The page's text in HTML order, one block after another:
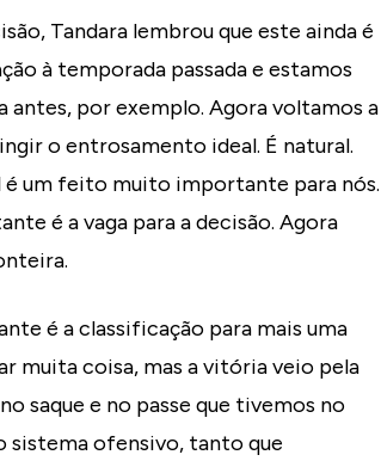
Tandara lembrou que este ainda é
à temporada passada e estamos
antes, por exemplo. Agora voltamos a
o entrosamento ideal. É natural.
um feito muito importante para nós.
é a vaga para a decisão. Agora
é a classificação para mais uma
muita coisa, mas a vitória veio pela
saque e no passe que tivemos no
sistema ofensivo, tanto que